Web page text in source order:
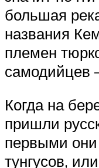
большая
названия
племен
самодийцев
Когда на
пришли
первыми они
тунгусов,